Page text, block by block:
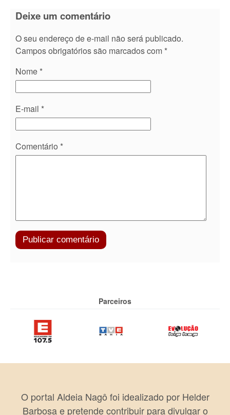
Deixe um comentário
O seu endereço de e-mail não será publicado.
Campos obrigatórios são marcados com *
Nome *
E-mail *
Comentário *
Parceiros
O portal Aldeia Nagô foi idealizado por Helder
Barbosa e pretende contribuir para divulgar o